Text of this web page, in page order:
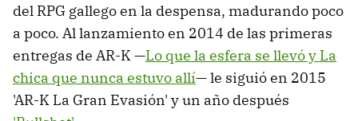
del RPG gallego en la despensa, madurando poco
a poco. Al lanzamiento en 2014 de las primeras
entregas de AR-K —Lo que la esfera se llevó y La
chica que nunca estuvo allí— le siguió en 2015
'AR-K La Gran Evasión' y un año después